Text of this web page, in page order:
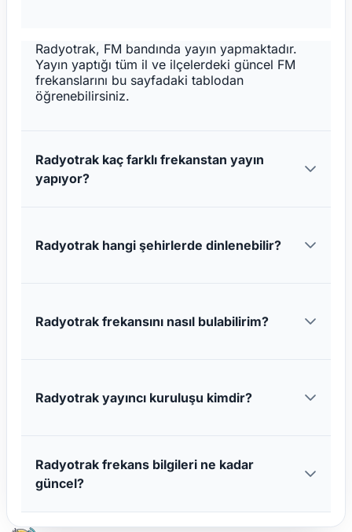
Radyotrak, FM bandında yayın yapmaktadır.
Yayın yaptığı tüm il ve ilçelerdeki güncel FM
frekanslarını bu sayfadaki tablodan
öğrenebilirsiniz.
Radyotrak kaç farklı frekanstan yayın
yapıyor?
Radyotrak hangi şehirlerde dinlenebilir?
Radyotrak frekansını nasıl bulabilirim?
Radyotrak yayıncı kuruluşu kimdir?
Radyotrak frekans bilgileri ne kadar
güncel?